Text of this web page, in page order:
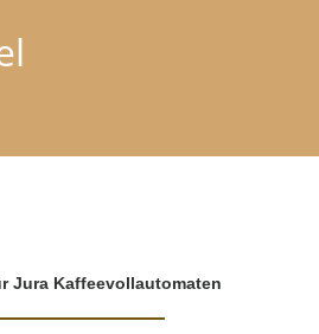
Jura Kaffeevollautomaten